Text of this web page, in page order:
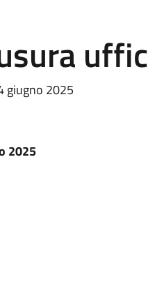
giugno 2025
2025